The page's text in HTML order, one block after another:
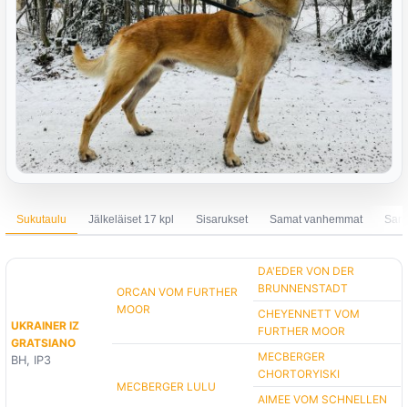
Sukutaulu Jälkeläiset 17 kpl Sisarukset Samat vanhemmat
UKRAINER IZ
GRATSIANO
BH, IP3
ORCAN VOM FURTHER
MOOR
DA'EDER VON DER
BRUNNENSTADT
CHEYENNETT VOM
FURTHER MOOR
MECBERGER LULU
MECBERGER
CHORTORYISKI
AIMEE VOM SCHNELLEN